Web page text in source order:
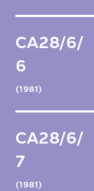
CA28/6/
6
(1981)
CA28/6/
7
(1981)